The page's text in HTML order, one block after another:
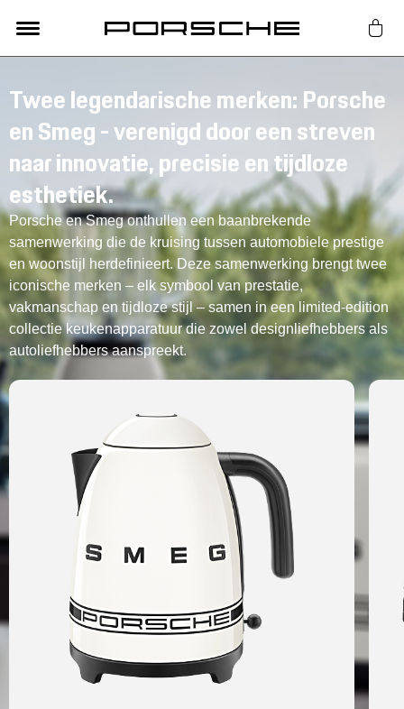
Auto Accessoires
Classic
Nieuw
Acties
Porsche finder
Klantenservice
Meer Porsche
Porsche informatie
Twee legendarische merken: Porsche
en Smeg - verenigd door een streven
naar innovatie, precisie en tijdloze
esthetiek.
Porsche en Smeg onthullen een baanbrekende
samenwerking die de kruising tussen automobiele prestige
en woonstijl herdefinieert. Deze samenwerking brengt twee
iconische merken – elk symbool van prestatie,
vakmanschap en tijdloze stijl – samen in een limited-edition
collectie keukenapparatuur die zowel designliefhebbers als
autoliefhebbers aanspreekt.